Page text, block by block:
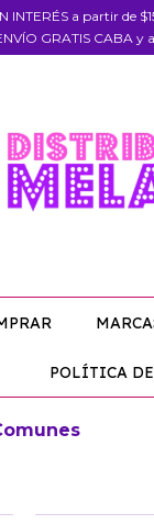
INTERÉS a partir
GRATIS CABA y
POLÍTICA